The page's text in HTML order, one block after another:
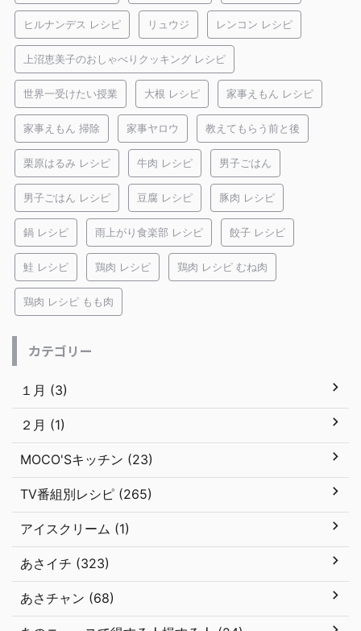
ヒルナンデス レシピ リュウジ レンコン レシピ
上沼恵美子のおしゃべりクッキング レシピ
世界一受けたい授業 大根 レシピ 家事えもん レシピ
家事えもん 掃除 家事ヤロウ 教えてもらう前と後
栗原はるみ レシピ 牛肉 レシピ 男子ごはん
男子ごはん レシピ 豆腐 レシピ 豚肉 レシピ
鍋 レシピ 雨上がり食楽部 レシピ 餃子 レシピ
鮭 レシピ 鶏肉 レシピ 鶏肉 レシピ むね肉
鶏肉 レシピ もも肉
カテゴリー
１月 (3)
２月 (1)
MOCO'Sキッチン (23)
TV番組別レシピ (265)
アイスクリーム (1)
あさイチ (323)
あさチャン (68)